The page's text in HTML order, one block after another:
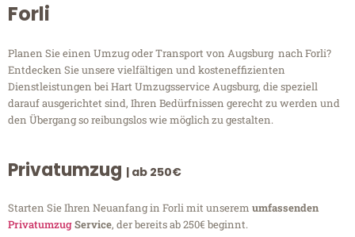
Forli
Planen Sie einen Umzug oder Transport von Augsburg nach Forli?
Entdecken Sie unsere vielfältigen und kosteneffizienten
Dienstleistungen bei Hart Umzugsservice Augsburg, die speziell
darauf ausgerichtet sind, Ihren Bedürfnissen gerecht zu werden und
den Übergang so reibungslos wie möglich zu gestalten.
Privatumzug | ab 250€
Starten Sie Ihren Neuanfang in Forli mit unserem umfassenden
PrivatumzugService, der bereits ab 250€ beginnt.